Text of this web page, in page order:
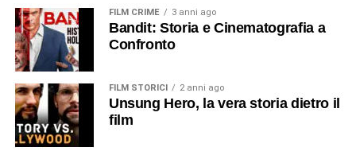
FILM CRIME 3 anni ago
Bandit: Storia e Cinematografia a
Confronto
FILM STORICI 2 anni ago
Unsung Hero, la vera storia dietro il
film